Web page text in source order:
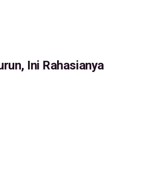
Ini Rahasianya